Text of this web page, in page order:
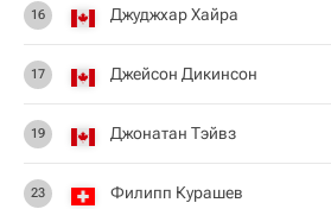
16 Джуджхар Хайра
17 Джейсон Дикинсон
19 Джонатан Тэйвз
23 Филипп Курашев